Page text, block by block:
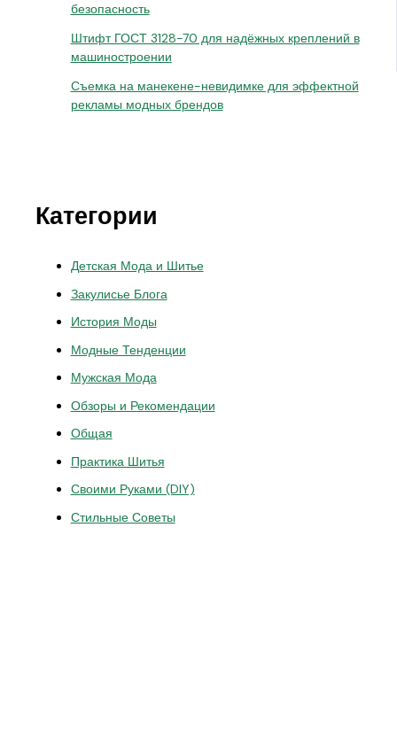
безопасность
Штифт ГОСТ 3128-70 для надёжных креплений в
машиностроении
Съемка на манекене-невидимке для эффектной
рекламы модных брендов
Категории
Детская Мода и Шитье
Закулисье Блога
История Моды
Модные Тенденции
Мужская Мода
Обзоры и Рекомендации
Общая
Практика Шитья
Своими Руками (DIY)
Стильные Советы